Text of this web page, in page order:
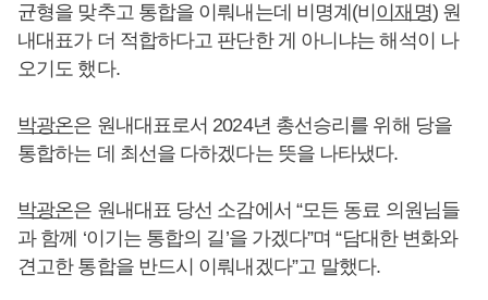
균형을 맞추고 통합을 이뤄내는데 비명계(비 이재명) 원
내대표가 더 적합하다고 판단한 게 아니냐는 해석이 나
오기도 했다.
박광온은 원내대표로서 2024년 총선승리를 위해 당을
통합하는 데 최선을 다하겠다는 뜻을 나타냈다.
박광온은 원내대표 당선 소감에서 “모든 동료 의원님들
과 함께 ‘이기는 통합의 길’을 가겠다”며 “담대한 변화와
견고한 통합을 반드시 이뤄내겠다”고 말했다.